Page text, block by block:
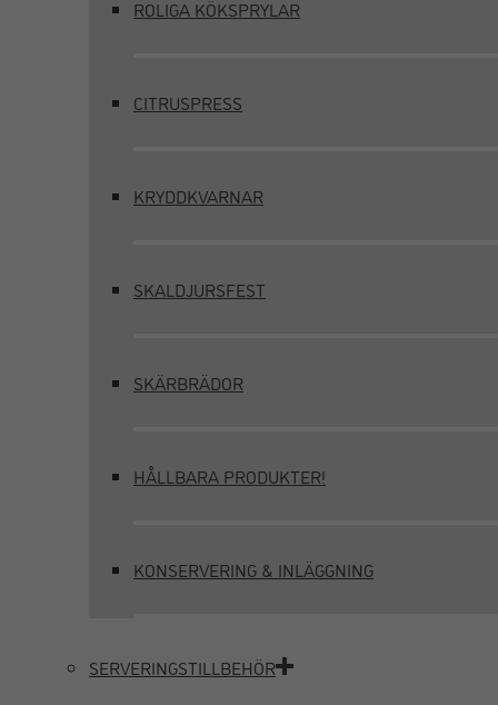
ROLIGA KÖKSPRYLAR
CITRUSPRESS
KRYDDKVARNAR
SKALDJURSFEST
SKÄRBRÄDOR
HÅLLBARA PRODUKTER!
KONSERVERING & INLÄGGNING
SERVERINGSTILLBEHÖR